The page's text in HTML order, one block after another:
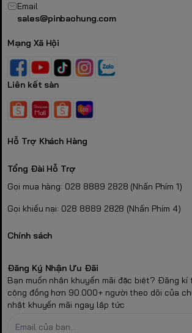
Email
sales@pinbaohung.com
Mạng Xã Hội
Liên kết sàn
Hỗ Trợ Khách Hàng
Tổng Đài Hỗ Trợ
Gọi mua hàng: 028 8889 2828 (Nhấn Phím 1)
Gọi khiếu nại: 028 8889 2828 (Nhấn Phím 4)
Chính sách
Đăng Ký Nhận Ưu Đãi
Bạn muốn nhận khuyến mãi đặc biệt? Đăng kí
cộng đồng hơn 90.000+ người theo dõi của
nhật khuyến mãi ngay lập tức